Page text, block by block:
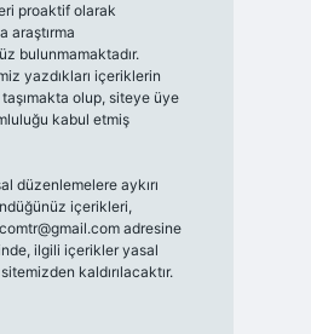
proaktif olarak
araştırma
bulunmamaktadır.
yazdıkları içeriklerin
olup, siteye üye
kabul etmiş
düzenlemelere aykırı
içerikleri,
adresine
ilgili içerikler yasal
kaldırılacaktır.